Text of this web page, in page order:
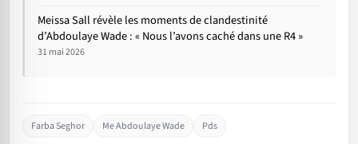
Meissa Sall révèle les moments de clandestinité
d’Abdoulaye Wade : « Nous l’avons caché dans une R4 »
31 mai 2026
Farba Seghor Me Abdoulaye Wade Pds